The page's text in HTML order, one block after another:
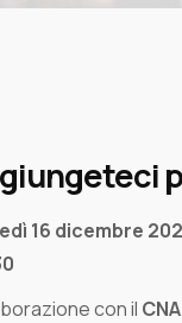
16 dicembre
con il